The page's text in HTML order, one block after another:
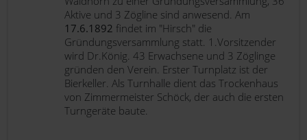
Aktive und 3 Zögline sind anwesend. Am
17.6.1892 findet im "Hirsch" die
Gründungsversammlung statt. 1.Vorsitzender
wird Dr.König. 43 Erwachsene und 3 Zöglinge
gründen den Verein. Erster Turnplatz ist der
Bierkeller. Als Turnhalle dient das Trockenhaus
von Zimmermeister Schöck, der auch die ersten
Turngeräte baute.